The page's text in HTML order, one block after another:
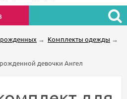
→ Комплекты одежды →
девочки Ангел